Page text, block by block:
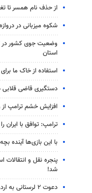
از حذف نام همسر تا
شکوه میزبانی در
استان
استفاده از خاک ما
دستگیری قاضی قلابی
افزایش خشم ترامپ از
ترامپ: توافق با
با این بازی‌ها آینده
پنجره‌ نقل و
شد!
دعوت ۲ لرستانی به اردوی تیم ملی کشتی ساحلی نوجوانان